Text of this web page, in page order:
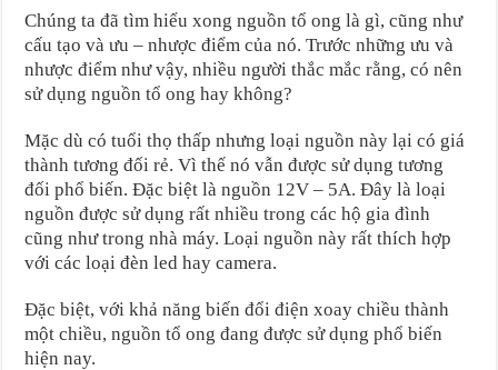
Chúng ta đã tìm hiểu xong nguồn tổ ong là gì, cũng như
cấu tạo và ưu – nhược điểm của nó. Trước những ưu và
nhược điểm như vậy, nhiều người thắc mắc rằng, có nên
sử dụng nguồn tổ ong hay không?
Mặc dù có tuổi thọ thấp nhưng loại nguồn này lại có giá
thành tương đối rẻ. Vì thế nó vẫn được sử dụng tương
đối phổ biến. Đặc biệt là nguồn 12V – 5A. Đây là loại
nguồn được sử dụng rất nhiều trong các hộ gia đình
cũng như trong nhà máy. Loại nguồn này rất thích hợp
với các loại đèn led hay camera.
Đặc biệt, với khả năng biến đổi điện xoay chiều thành
một chiều, nguồn tổ ong đang được sử dụng phổ biến
hiện nay.